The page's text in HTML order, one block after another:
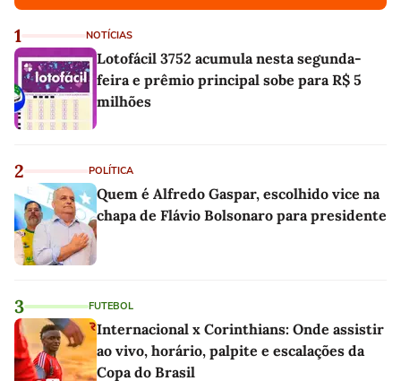
1 NOTÍCIAS
Lotofácil 3752 acumula nesta segunda-
feira e prêmio principal sobe para R$ 5
milhões
2 POLÍTICA
Quem é Alfredo Gaspar, escolhido vice na
chapa de Flávio Bolsonaro para presidente
3 FUTEBOL
Internacional x Corinthians: Onde assistir
ao vivo, horário, palpite e escalações da
Copa do Brasil